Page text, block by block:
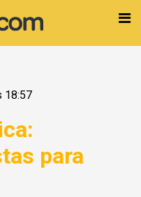
18:57
para